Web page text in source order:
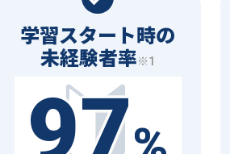
学習スタート時の
未経験者率※1
97